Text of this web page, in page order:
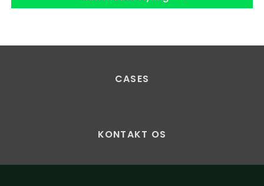
CASES
KONTAKT OS